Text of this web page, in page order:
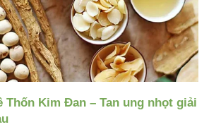
Thốn Kim Đan – Tan ung nhọt giải